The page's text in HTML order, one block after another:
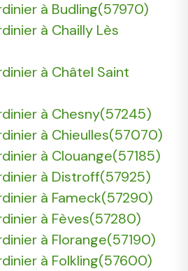
à Budling(57970)
à Chailly Lès
à Châtel Saint
à Chesny(57245)
à Chieulles(57070)
à Clouange(57185)
à Distroff(57925)
à Fameck(57290)
à Fèves(57280)
à Florange(57190)
à Folkling(57600)